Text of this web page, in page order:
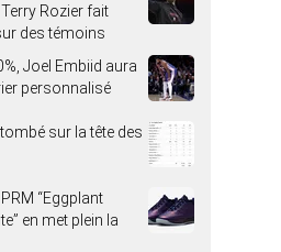
Rozier fait
des témoins
Joel Embiid aura
personnalisé
tombé sur la tête des
PRM “Eggplant
en met plein la